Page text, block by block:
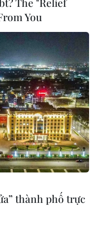
You
thành phố trực